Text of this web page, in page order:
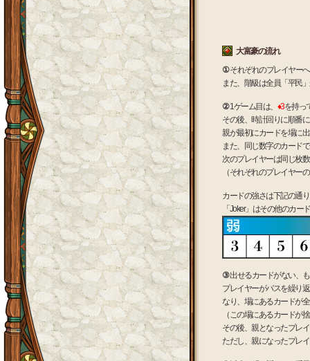
大富豪の流れ
①それぞれのプレイヤー
また、階級は全員「平民
②1ゲーム目は、 ♦3を持っ
その後、時計回りに順番
親が最初にカードを場に
また、同じ数字のカード
次のプレイヤーは同じ枚
（それぞれのプレイヤー
カードの強さは下記の通
「Joker」はその他のカ
③出せるカードがない、
プレイヤーがパスを繰り
なり、場にあるカードが
（この場にあるカードが
その後、親となったプレ
ただし、親になったプレ